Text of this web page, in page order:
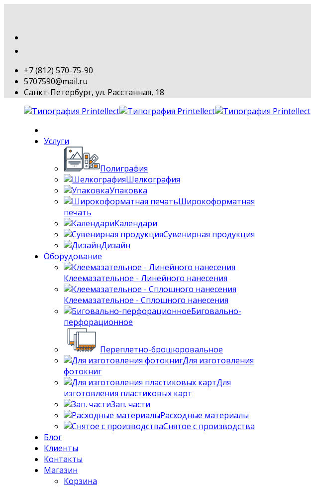
+7 (812) 570-75-90
5707590@mail.ru
Санкт-Петербург, ул. Расстанная, 18
Услуги
Полиграфия
Шелкография
Упаковка
Широкоформатная
печать
Календари
Сувенирная продукция
Дизайн
Оборудование
Клеемазательное - Линейного нанесения
Клеемазательное - Сплошного нанесения
Биговально-
перфорационное
Переплетно-брошюровальное
Для изготовления
фотокниг
Для
изготовления пластиковых карт
Зап. части
Расходные материалы
Снятое с производства
Блог
Клиенты
Контакты
Магазин
Корзина